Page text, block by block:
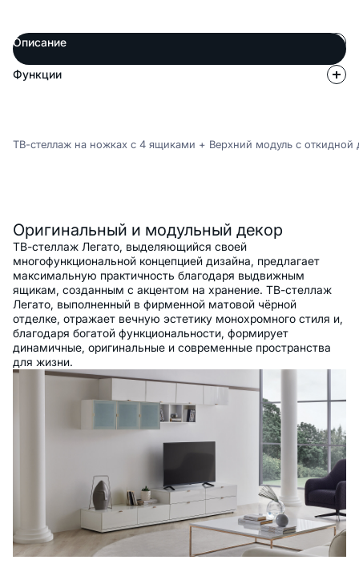
Описание
Функции
ТВ-стеллаж на ножках с 4 ящиками + Верхний модуль с откидной
Оригинальный и модульный декор
ТВ-стеллаж Легато, выделяющийся своей
многофункциональной концепцией дизайна, предлагает
максимальную практичность благодаря выдвижным
ящикам, созданным с акцентом на хранение. ТВ-стеллаж
Легато, выполненный в фирменной матовой чёрной
отделке, отражает вечную эстетику монохромного стиля и,
благодаря богатой функциональности, формирует
динамичные, оригинальные и современные пространства
для жизни.